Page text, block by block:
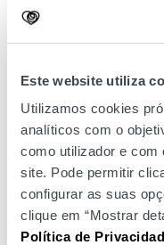
Este website utiliza
Utilizamos cookies
analíticos com o
como utilizador e com
site. Pode permitir
configurar as suas
clique em “Mostrar
Política de
rapazes, também a
padrãode polvos e,
estilo surfista da Rip